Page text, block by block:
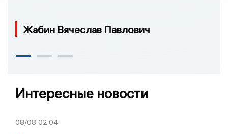
Жабин Вячеслав Павлович
Интересные новости
08/08 02:04